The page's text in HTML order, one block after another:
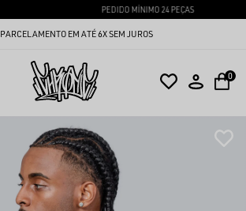
PEDIDO MÍNIMO 24 PEÇAS
PARCELAMENTO EM ATÉ 6X SEM JUROS
0